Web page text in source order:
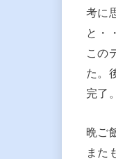
考に
と・
この
た。
完了
晩ご
また